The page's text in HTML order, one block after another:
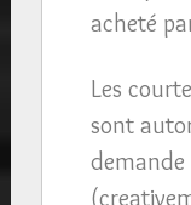
acheté
Les
sont
demande